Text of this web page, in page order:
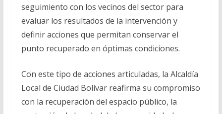
seguimiento con los vecinos del sector para
evaluar los resultados de la intervención y
definir acciones que permitan conservar el
punto recuperado en óptimas condiciones.
Con este tipo de acciones articuladas, la Alcaldía
Local de Ciudad Bolívar reafirma su compromiso
con la recuperación del espacio público, la